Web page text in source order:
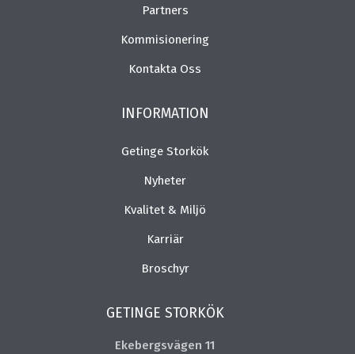
Partners
Kommisionering
Kontakta Oss
INFORMATION
Getinge Storkök
Nyheter
Kvalitet & Miljö
Karriär
Broschyr
GETINGE STORKÖK
Ekebergsvägen 11